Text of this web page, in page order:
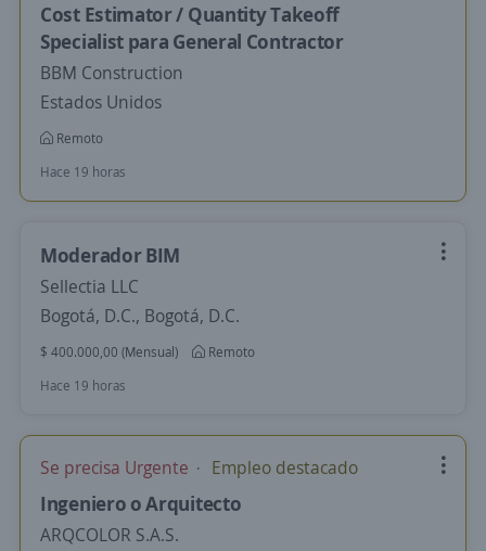
Cost Estimator / Quantity Takeoff
Specialist para General Contractor
BBM Construction
Estados Unidos
Remoto
Hace 19 horas
Moderador BIM
Sellectia LLC
Bogotá, D.C., Bogotá, D.C.
$ 400.000,00 (Mensual)
Remoto
Hace 19 horas
Se precisa Urgente Empleo destacado
Ingeniero o Arquitecto
ARQCOLOR S.A.S.